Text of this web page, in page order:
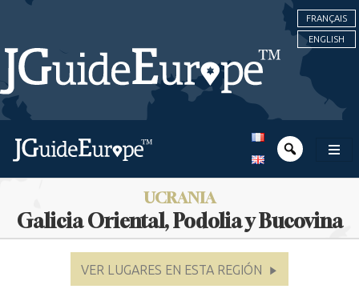
FRANÇAIS
ENGLISH
UCRANIA
Galicia Oriental, Podolia y Bucovina
VER LUGARES EN ESTA REGIÓN